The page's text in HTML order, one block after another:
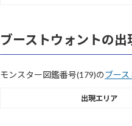
ブーストウォントの
モンスター図鑑番号(179)のブース
出現エリア